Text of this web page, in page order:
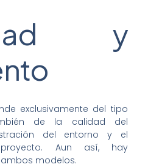
y
exclusivamente del tipo
de la calidad del
del entorno y el
Aun así, hay
modelos.